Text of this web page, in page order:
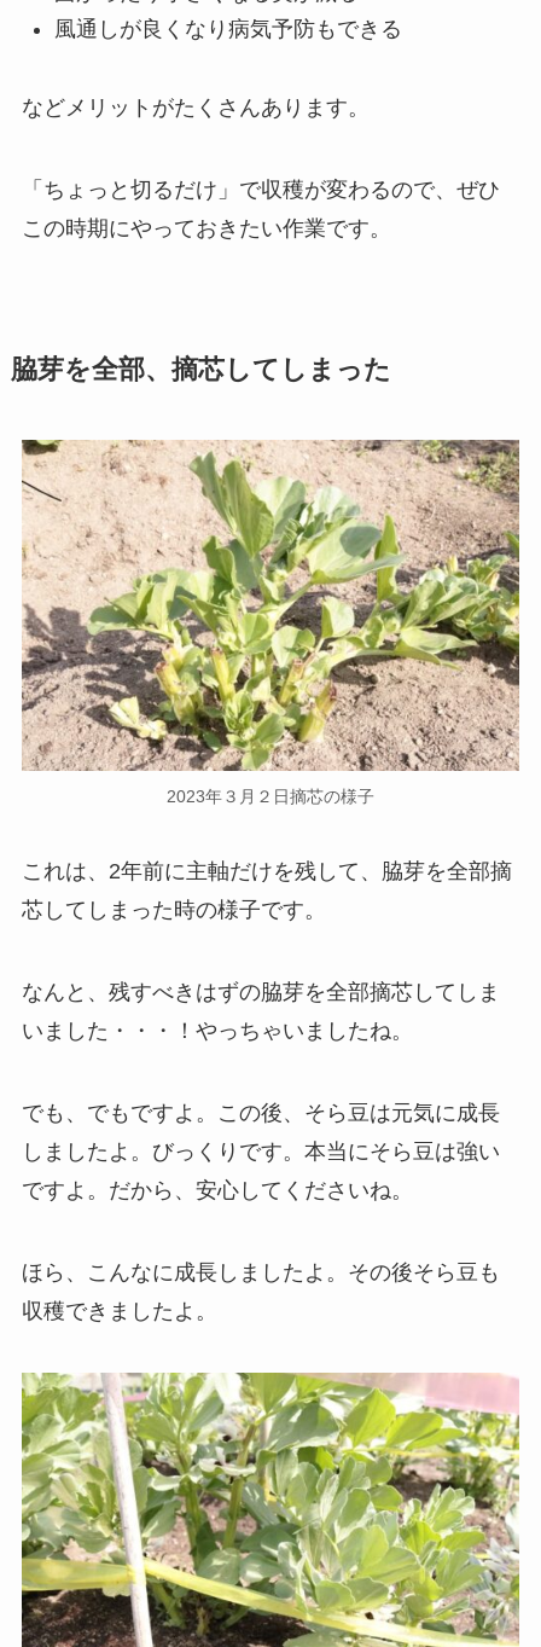
風通しが良くなり病気予防もできる
などメリットがたくさんあります。
「ちょっと切るだけ」で収穫が変わるので、ぜひ
この時期にやっておきたい作業です。
脇芽を全部、摘芯してしまった
2023年３月２日摘芯の様子
これは、2年前に主軸だけを残して、脇芽を全部摘
芯してしまった時の様子です。
なんと、残すべきはずの脇芽を全部摘芯してしま
いました・・・！やっちゃいましたね。
でも、でもですよ。この後、そら豆は元気に成長
しましたよ。びっくりです。本当にそら豆は強い
ですよ。だから、安心してくださいね。
ほら、こんなに成長しましたよ。その後そら豆も
収穫できましたよ。